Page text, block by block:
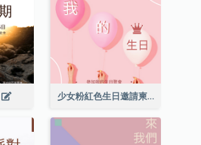
少女粉紅色生日邀請柬